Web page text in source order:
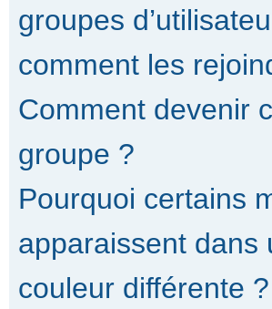
groupes
comment les
Comment devenir
groupe ?
Pourquoi certains
apparaissent dans
couleur différente ?